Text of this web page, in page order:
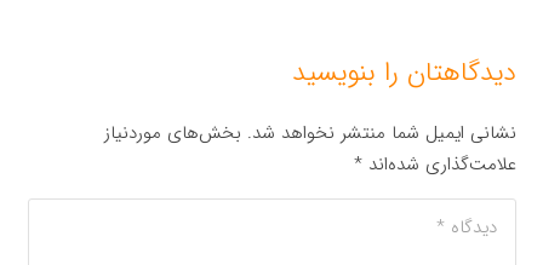
دیدگاهتان را بنویسید
نشانی ایمیل شما منتشر نخواهد شد. بخش‌های موردنیاز
علامت‌گذاری شده‌اند*